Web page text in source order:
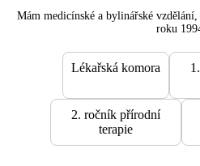
Mám medicínské a bylinářské
roku
Lékařská komora
2. ročník přírodní
terapie